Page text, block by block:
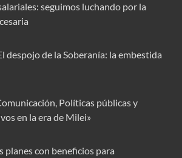
seguimos luchando por la
despojo de la Soberanía: la embestida
Políticas públicas y
en la era de Milei»
planes con beneficios para